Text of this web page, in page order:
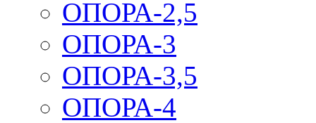
ОПОРА-2,5
ОПОРА-3
ОПОРА-3,5
ОПОРА-4